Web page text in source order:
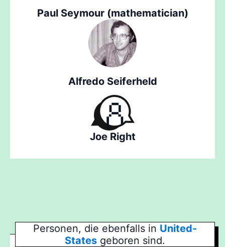
Paul Seymour (mathematician)
Alfredo Seiferheld
Joe Right
Personen, die ebenfalls in United-
States geboren sind.